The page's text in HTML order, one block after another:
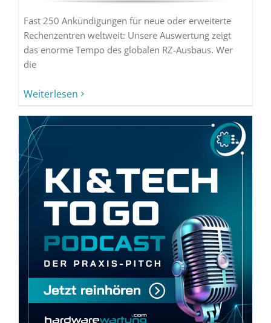
Fast 250 Ankündigungen für neue oder erweiterte
Rechenzentren weltweit: Unsere Auswertung zeigt
das enorme Tempo des globalen RZ-Ausbaus. Wer
die
Weiterlesen